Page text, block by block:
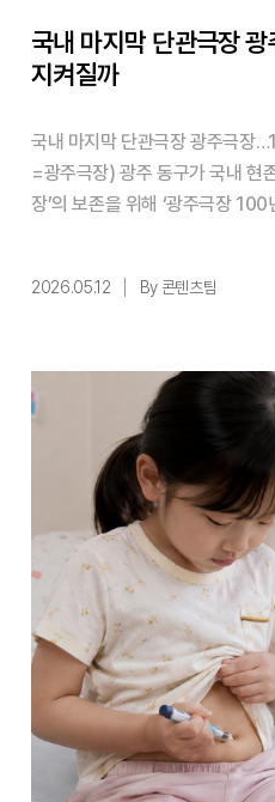
국내 마지막 단관극장
지켜질까
국내 마지막 단관극장 광주극장…100년
=광주극장) 광주 동구가 국내 현존 최장수 단관극장인 ‘광주극
장’의 보존을 위해 ‘광주극장 100
문화의 심장부 역할을 해왔으며,
2026.05.12 By 콘텐츠팀